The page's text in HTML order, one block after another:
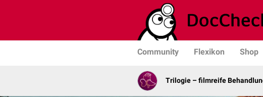
Community Flexikon Shop
Trilogie – filmreife